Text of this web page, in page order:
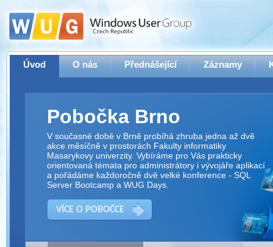
Úvod O nás Přednášející Záznamy
Pobočka Brno
V současné době v Brně probíhá zhruba jedna až dvě
akce měsíčně v prostorách Fakulty informatiky
Masarykovy univerzity. Vybíráme pro Vás prakticky
orientovaná témata pro administrátory i vývojáře aplikací
a pořádáme každoročně dvě velké konference - SQL
Server Bootcamp a WUG Days.
VÍCE O POBOČCE